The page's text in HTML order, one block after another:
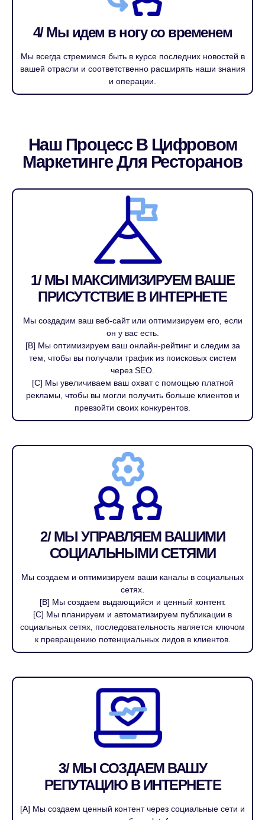
4/ Мы идем в ногу со временем
Мы всегда стремимся быть в курсе последних новостей в
вашей отрасли и соответственно расширять наши знания
и операции.
Наш Процесс В Цифровом
Маркетинге Для Ресторанов
1/ МЫ МАКСИМИЗИРУЕМ ВАШЕ
ПРИСУТСТВИЕ В ИНТЕРНЕТЕ
Мы создадим ваш веб-сайт или оптимизируем его, если
он у вас есть.
[B] Мы оптимизируем ваш онлайн-рейтинг и следим за
тем, чтобы вы получали трафик из поисковых систем
через SEO.
[C] Мы увеличиваем ваш охват с помощью платной
рекламы, чтобы вы могли получить больше клиентов и
превзойти своих конкурентов.
2/ МЫ УПРАВЛЯЕМ ВАШИМИ
СОЦИАЛЬНЫМИ СЕТЯМИ
Мы создаем и оптимизируем ваши каналы в социальных
сетях.
[B] Мы создаем выдающийся и ценный контент.
[C] Мы планируем и автоматизируем публикации в
социальных сетях, последовательность является ключом
к превращению потенциальных лидов в клиентов.
3/ МЫ СОЗДАЕМ ВАШУ
РЕПУТАЦИЮ В ИНТЕРНЕТЕ
[A] Мы создаем ценный контент через социальные сети и